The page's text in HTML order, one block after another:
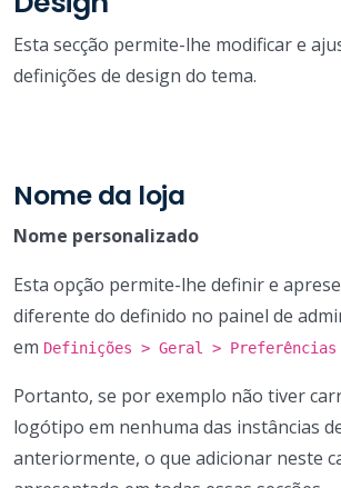
Esta secção permite-lhe modificar e
definições de design do tema.
Nome da loja
Nome personalizado
Esta opção permite-lhe definir e
diferente do definido no painel de
em Definições > Geral > Preferências
Portanto, se por exemplo não tiver
logótipo em nenhuma das instâncias
anteriormente, o que adicionar neste